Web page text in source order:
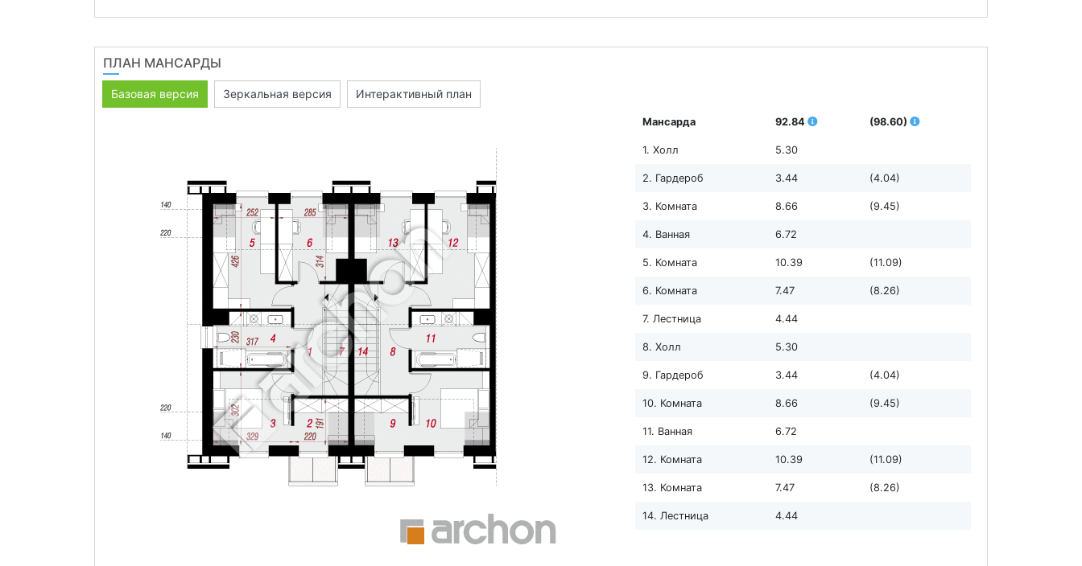
ПЛАН МАНСАРДЫ
Базовая версия Зеркальная версия Интерактивный план
Мансарда 92.84 (98.60)
1. Холл 5.30
2. Гардероб 3.44 (4.04)
3. Комната 8.66 (9.45)
4. Ванная 6.72
5. Комната 10.39 (11.09)
6. Комната 7.47 (8.26)
7. Лестница 4.44
8. Холл 5.30
9. Гардероб 3.44 (4.04)
10. Комната 8.66 (9.45)
11. Ванная 6.72
12. Комната 10.39 (11.09)
13. Комната 7.47 (8.26)
14. Лестница 4.44